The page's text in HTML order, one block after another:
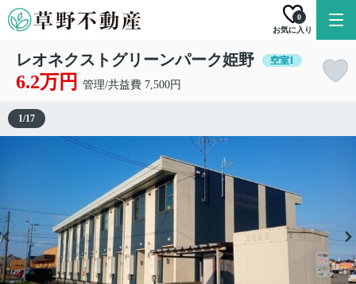
お気に入り
0
レオネクストグリーンパーク姫野 空室1
6.2万円 管理/共益費 7,500円
1/17